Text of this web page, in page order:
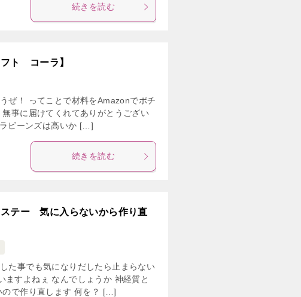
続きを読む
ト コーラ】
ぜ！ ってことで材料をAmazonでポチ
事に届けてくれてありがとうござい
ビーンズは高いか […]
続きを読む
ステー 気に入らないから作り直
た事でも気になりだしたら止まらない
ますよねぇ なんでしょうか 神経質と
ので作り直します 何を？ […]